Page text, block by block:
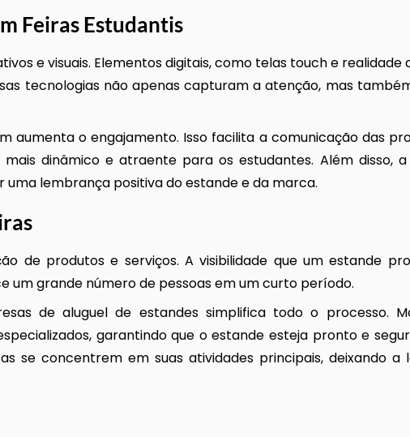
Feiras Estudantis
e visuais. Elementos digitais, como telas touch e realidade
tecnologias não apenas capturam a atenção, mas
aumenta o engajamento. Isso facilita a comunicação das
dinâmico e atraente para os estudantes. Além disso,
lembrança positiva do estande e da marca.
de produtos e serviços. A visibilidade que um estande
um grande número de pessoas em um curto período.
de aluguel de estandes simplifica todo o processo.
garantindo que o estande esteja pronto e
se concentrem em suas atividades principais, deixando a